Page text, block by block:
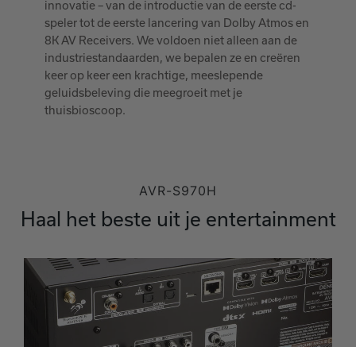
innovatie – van de introductie van de eerste cd-
speler tot de eerste lancering van Dolby Atmos en
8K AV Receivers. We voldoen niet alleen aan de
industriestandaarden, we bepalen ze en creëren
keer op keer een krachtige, meeslepende
geluidsbeleving die meegroeit met je
thuisbioscoop.
AVR-S970H
Haal het beste uit je entertainment